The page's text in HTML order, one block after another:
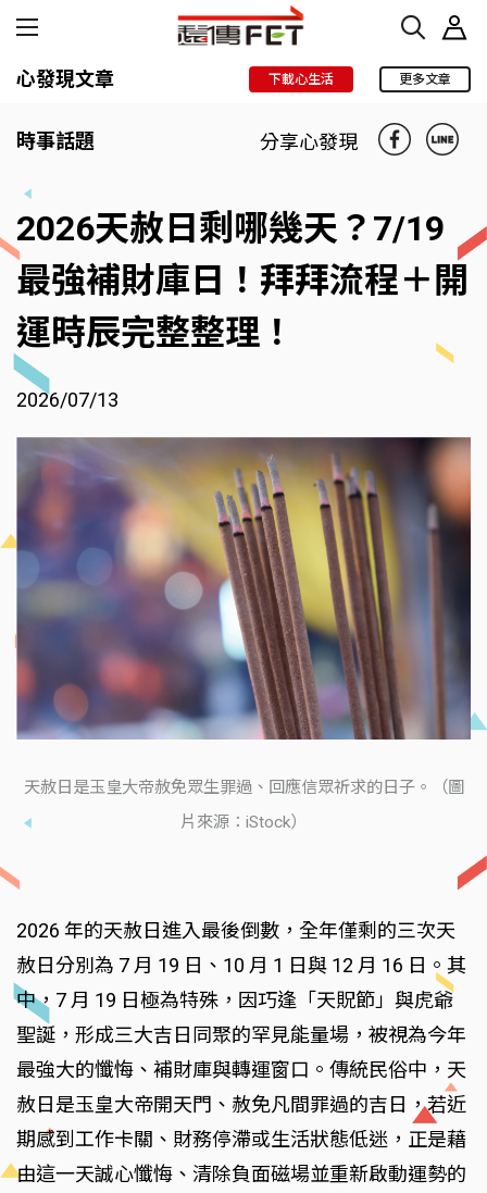
心發現文章 下載心生活 更多文章
時事話題 分享心發現
2026天赦日剩哪幾天？7/19
最強補財庫日！拜拜流程＋開
運時辰完整整理！
2026/07/13
天赦日是玉皇大帝赦免眾生罪過、回應信眾祈求的日子。（圖
片來源：iStock）
2026 年的天赦日進入最後倒數，全年僅剩的三次天
赦日分別為 7 月 19 日、10 月 1 日與 12 月 16 日。其
中，7 月 19 日極為特殊，因巧逢「天貺節」與虎爺
聖誕，形成三大吉日同聚的罕見能量場，被視為今年
最強大的懺悔、補財庫與轉運窗口。傳統民俗中，天
赦日是玉皇大帝開天門、赦免凡間罪過的吉日，若近
期感到工作卡關、財務停滯或生活狀態低迷，正是藉
由這一天誠心懺悔、清除負面磁場並重新啟動運勢的